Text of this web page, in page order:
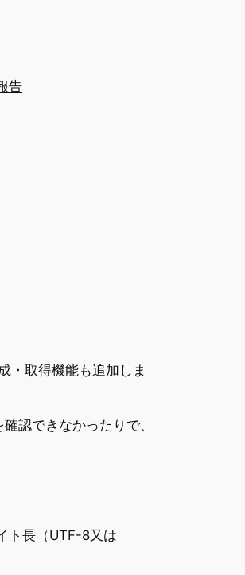
告
・取得機能も追加しま
認できなかったりで、
ト長（UTF-8又は